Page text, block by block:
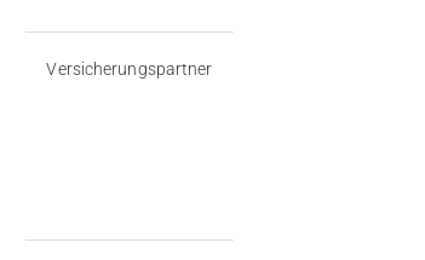
Versicherungspartner